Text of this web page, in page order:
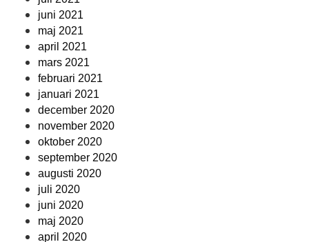
juni 2021
maj 2021
april 2021
mars 2021
februari 2021
januari 2021
december 2020
november 2020
oktober 2020
september 2020
augusti 2020
juli 2020
juni 2020
maj 2020
april 2020